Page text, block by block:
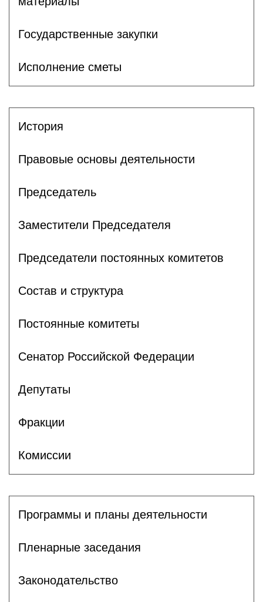
Государственные закупки
Исполнение сметы
История
Правовые основы деятельности
Председатель
Заместители Председателя
Председатели постоянных комитетов
Состав и структура
Постоянные комитеты
Сенатор Российской Федерации
Депутаты
Фракции
Комиссии
Программы и планы деятельности
Пленарные заседания
Законодательство